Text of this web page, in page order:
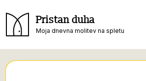
Pristan duha
Moja dnevna molitev na spletu